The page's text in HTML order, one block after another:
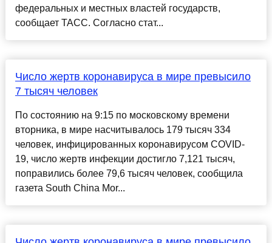
федеральных и местных властей государств,
сообщает ТАСС. Согласно стат...
Число жертв коронавируса в мире превысило
7 тысяч человек
По состоянию на 9:15 по московскому времени
вторника, в мире насчитывалось 179 тысяч 334
человек, инфицированных коронавирусом COVID-
19, число жертв инфекции достигло 7,121 тысяч,
поправились более 79,6 тысяч человек, сообщила
газета South China Mor...